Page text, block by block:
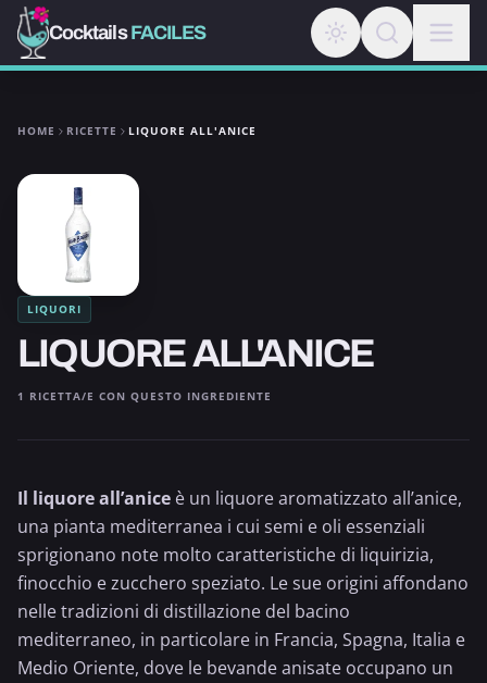
CocktailsFACILES
HOME RICETTE LIQUORE ALL'ANICE
LIQUORI
LIQUORE ALL'ANICE
1 RICETTA/E CON QUESTO INGREDIENTE
Il liquore all’anice è un liquore aromatizzato all’anice,
una pianta mediterranea i cui semi e oli essenziali
sprigionano note molto caratteristiche di liquirizia,
finocchio e zucchero speziato. Le sue origini affondano
nelle tradizioni di distillazione del bacino
mediterraneo, in particolare in Francia, Spagna, Italia e
Medio Oriente, dove le bevande anisate occupano un